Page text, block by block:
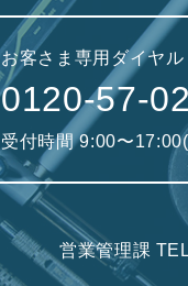
お客さま専用ダイヤル
0120-57-
受付時間 9:00〜
営業管理課